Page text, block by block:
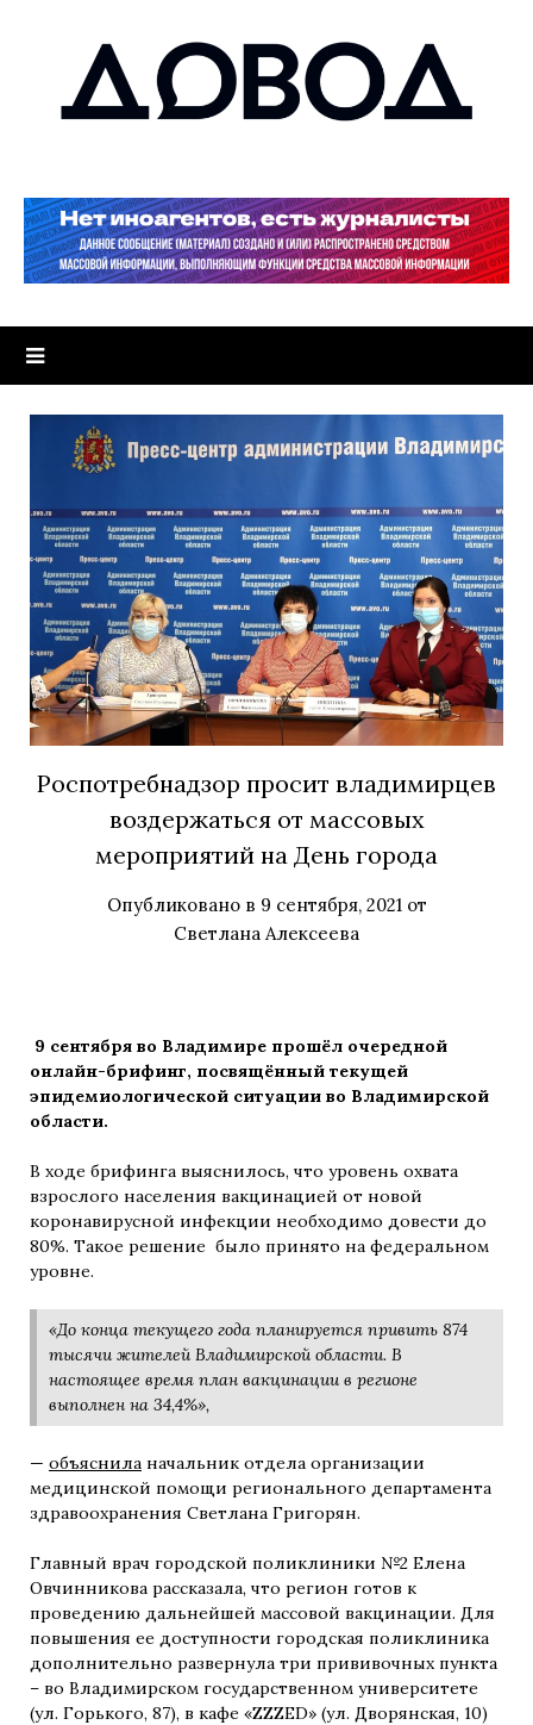
Роспотребнадзор просит владимирцев
воздержаться от массовых
мероприятий на День города
Опубликовано в 9 сентября, 2021от
Светлана Алексеева
9 сентября во Владимире прошёл очередной
онлайн-брифинг, посвящённый текущей
эпидемиологической ситуации во Владимирской
области.
В ходе брифинга выяснилось, что уровень охвата
взрослого населения вакцинацией от новой
коронавирусной инфекции необходимо довести до
80%. Такое решение было принято на федеральном
уровне.
«До конца текущего года планируется привить 874
тысячи жителей Владимирской области. В
настоящее время план вакцинации в регионе
выполнен на 34,4%»,
— объяснила начальник отдела организации
медицинской помощи регионального департамента
здравоохранения Светлана Григорян.
Главный врач городской поликлиники №2 Елена
Овчинникова рассказала, что регион готов к
проведению дальнейшей массовой вакцинации. Для
повышения ее доступности городская поликлиника
дополнительно развернула три прививочных пункта
– во Владимирском государственном университете
(ул. Горького, 87), в кафе «ZZZED» (ул. Дворянская, 10)